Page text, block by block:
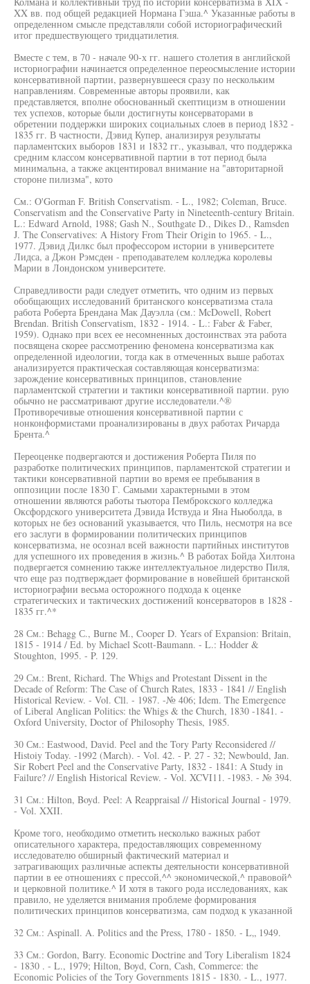
XX вв. под общей редакцией Нормана Гэша.^ Указанные работы в
определенном смысле представляли собой историографический
итог предшествующего тридцатилетия.
Вместе с тем, в 70 - начале 90-х гг. нашего столетия в английской
историографии начинается определенное переосмысление истории
консервативной партии, развернувшееся сразу по нескольким
направлениям. Современные авторы проявили, как
представляется, вполне обоснованный скептицизм в отношении
тех успехов, которые были достигнуты консерваторами в
обретении поддержки широких социальных слоев в период 1832 -
1835 гг. В частности, Дэвид Купер, анализируя результаты
парламентских выборов 1831 и 1832 гг., указывал, что поддержка
средним классом консервативной партии в тот период была
минимальна, а также акцентировал внимание на "авторитарной
стороне пилизма", кото
См.: O'Gorman F. British Conservatism. - L., 1982; Coleman, Bruce.
Conservatism and the Conservative Party in Nineteenth-century Britain.
L.: Edward Arnold, 1988; Gash N., Southgate D., Dikes D., Ramsden
J. The Conservatives: A History From Their Origin to 1965. - L.,
1977. Дэвид Дилкс был профессором истории в университете
Лидса, а Джон Рэмсден - преподавателем колледжа королевы
Марии в Лондонском университете.
Справедливости ради следует отметить, что одним из первых
обобщающих исследований британского консерватизма стала
работа Роберта Брендана Мак Дауэлла (см.: McDowell, Robert
Brendan. British Conservatism, 1832 - 1914. - L.: Faber & Faber,
1959). Однако при всех ее несомненных достоинствах эта работа
посвящена скорее рассмотрению феномена консерватизма как
определенной идеологии, тогда как в отмеченных выше работах
анализируется практическая составляющая консерватизма:
зарождение консервативных принципов, становление
парламентской стратегии и тактики консервативной партии. рую
обычно не рассматривают другие исследователи.^®
Противоречивые отношения консервативной партии с
нонконформистами проанализированы в двух работах Ричарда
Брента.^
Переоценке подвергаются и достижения Роберта Пиля по
разработке политических принципов, парламентской стратегии и
тактики консервативной партии во время ее пребывания в
оппозиции после 1830 Г. Самыми характерными в этом
отношении являются работы тьютора Пемброкского колледжа
Оксфордского университета Дэвида Иствуда и Яна Ньюболда, в
которых не без оснований указывается, что Пиль, несмотря на все
его заслуги в формировании политических принципов
консерватизма, не осознал всей важности партийных институтов
для успешного их проведения в жизнь.^ В работах Бойда Хилтона
подвергается сомнению также интеллектуальное лидерство Пиля,
что еще раз подтверждает формирование в новейшей британской
историографии весьма осторожного подхода к оценке
стратегических и тактических достижений консерваторов в 1828 -
1835 гг.^*
28 См.: Behagg С., Burne М., Cooper D. Years of Expansion: Britain,
1815 - 1914 / Ed. by Michael Scott-Baumann. - L.: Hodder &
Stoughton, 1995. - P. 129.
29 См.: Brent, Richard. The Whigs and Protestant Dissent in the
Decade of Reform: The Case of Church Rates, 1833 - 1841 // English
Historical Review. - Vol. Cll. - 1987. -№ 406; Idem. The Emergence
of Liberal Anglican Politics: the Whigs & the Church, 1830 -1841. -
Oxford University, Doctor of Philosophy Thesis, 1985.
30 См.: Eastwood, David. Peel and the Tory Party Reconsidered //
Histoiy Today. -1992 (March). - Vol. 42. - P. 27 - 32; Newbould, Jan.
Sir Robert Peel and the Conservative Party, 1832 - 1841: A Study in
Failure? // English Historical Review. - Vol. XCVI11. -1983. - № 394.
31 См.: Hilton, Boyd. Peel: A Reappraisal // Historical Journal - 1979.
- Vol. XXII.
Кроме того, необходимо отметить несколько важных работ
описательного характера, предоставляющих современному
исследователю обширный фактический материал и
затрагивающих различные аспекты деятельности консервативной
партии в ее отношениях с прессой,^^ экономической,^ правовой^
и церковной политике.^ И хотя в такого рода исследованиях, как
правило, не уделяется внимания проблеме формирования
политических принципов консерватизма, сам подход к указанной
32 См.: Aspinall. A. Politics and the Press, 1780 - 1850. - L„ 1949.
33 См.: Gordon, Barry. Economic Doctrine and Tory Liberalism 1824
- 1830 . - L., 1979; Hilton, Boyd, Corn, Cash, Commerce: the
Economic Policies of the Tory Governments 1815 - 1830. - L., 1977.